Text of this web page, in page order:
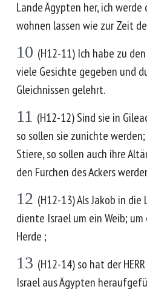
Lande Ägypten her, ich
wohnen lassen wie zur Zeit
10 (H12-11) Ich habe zu
viele Gesichte gegeben und
Gleichnissen gelehrt.
11 (H12-12) Sind sie in
so sollen sie zunichte
Stiere, so sollen auch ihre
den Furchen des Ackers
12 (H12-13) Als Jakob in
diente Israel um ein Weib;
Herde ;
13 (H12-14) so hat der
Israel aus Ägypten